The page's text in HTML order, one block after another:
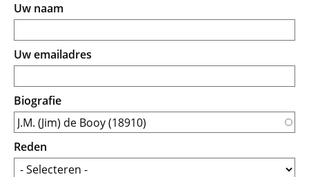
Uw naam
Uw emailadres
Biografie
Reden